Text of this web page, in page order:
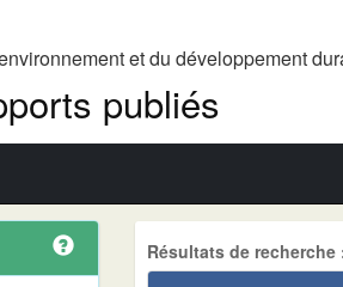
et du développement
publiés
Résultats de recherche